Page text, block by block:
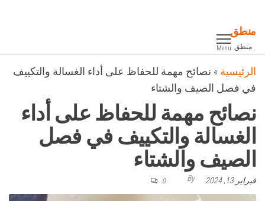
content
منطق
منطق Menu
الرئيسية » نصائح مهمة للحفاظ على أداء الغسالة والتكييف
في فصل الصيف والشتاء
نصائح مهمة للحفاظ على أداء
الغسالة والتكييف في فصل
الصيف والشتاء
فبراير 13, 2024 By
0